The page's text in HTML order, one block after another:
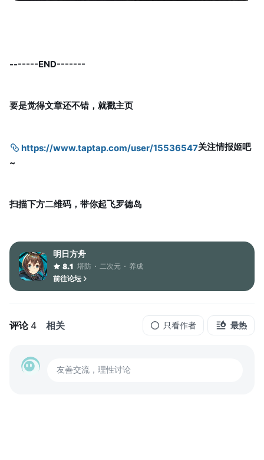
-------END-------
要是觉得文章还不错，就戳主页
https://www.taptap.com/user/15536547关注情报姬吧
~
扫描下方二维码，带你起飞罗德岛
明日方舟
8.1 塔防 二次元
养成
前往论坛
评论 4 相关 只看作者 最热
友善交流，理性讨论